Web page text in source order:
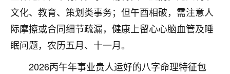
文化、教育、策划类事务；但午酉相破，需注意人
际摩擦或合同细节疏漏，健康上留心心脑血管及睡
眠问题，农历五月、十一月。
2026丙午年事业贵人运好的八字命理特征包
1天前 来自四川
金白水清
我也想找老师看看，有没有人给个联系方式的啊？